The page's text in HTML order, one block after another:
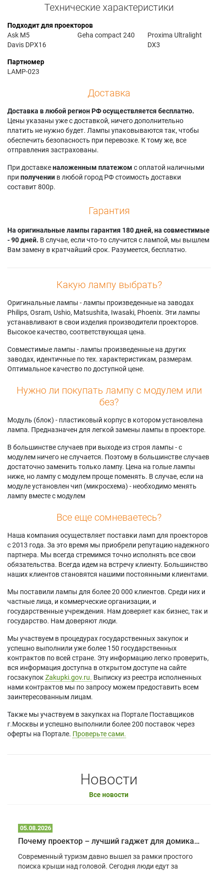
Технические характеристики
Подходит для проекторов
Ask M5
Davis DPX16
Geha compact 240
Proxima Ultralight
DX3
Партномер
LAMP-023
Доставка
Доставка в любой регион РФ осуществляется бесплатно.
Цены указаны уже с доставкой, ничего дополнительно
платить не нужно будет. Лампы упаковываются так, чтобы
обеспечить безопасность при перевозке. К тому же, все
отправления застрахованы.
При доставкеналоженным платежом с оплатой наличными
при получении в любой город РФ стоимость доставки
составит 800р.
Гарантия
На оригинальные лампы гарантия 180 дней, на совместимые
- 90 дней. В случае, если что-то случится с лампой, мы вышлем
Вам замену в кратчайший срок. Разумеется, бесплатно.
Какую лампу выбрать?
Оригинальные лампы - лампы произведенные на заводах
Philips, Osram, Ushio, Matsushita, Iwasaki, Phoenix. Эти лампы
устанавливают в свои изделия производители проекторов.
Высокое качество, соответствующая цена.
Совместимые лампы - лампы произведенные на других
заводах, идентичные по тех. характеристикам, размерам.
Оптимальное качество по доступной цене.
Нужно ли покупать лампу с модулем или
без?
Модуль (блок) - пластиковый корпус в котором установлена
лампа. Предназначен для легкой замены лампы в проекторе.
В большинстве случаев при выходе из строя лампы - с
модулем ничего не случается. Поэтому в большинстве случаев
достаточно заменить только лампу. Цена на голые лампы
ниже, но лампу с модулем проще поменять. В случае, если на
модуле установлен чип (микросхема) - необходимо менять
лампу вместе с модулем
Все еще сомневаетесь?
Наша компания осуществляет поставки ламп для проекторов
с 2013 года. За это время мы приобрели репутацию надежного
партнера. Мы всегда стремимся точно исполнять все свои
обязательства. Всегда идем на встречу клиенту. Большинство
наших клиентов становятся нашими постоянными клиентами.
Мы поставили лампы для более 20 000 клиентов. Среди них и
частные лица, и коммерческие организации, и
государственные учреждения. Нам доверяет как бизнес, так и
государство. Нам доверяют люди.
Мы участвуем в процедурах государственных закупок и
успешно выполнили уже более 150 государственных
контрактов по всей стране. Эту информацию легко проверить,
вся информация доступна в открытом доступе на сайте
госзакупок Zakupki.gov.ru. Выписку из реестра исполненных
нами контрактов мы по запросу можем предоставить всем
заинтересованным лицам.
Также мы участвуем в закупках на Портале Поставщиков
г.Москвы и успешно выполнили более 200 поставок через
оферты на Портале. Проверьте сами.
Новости
Все новости
05.08.2026
Почему проектор – лучший гаджет для домика в глэмпинге
Современный туризм давно вышел за рамки простого
поиска крыши над головой. Сегодня люди едут за